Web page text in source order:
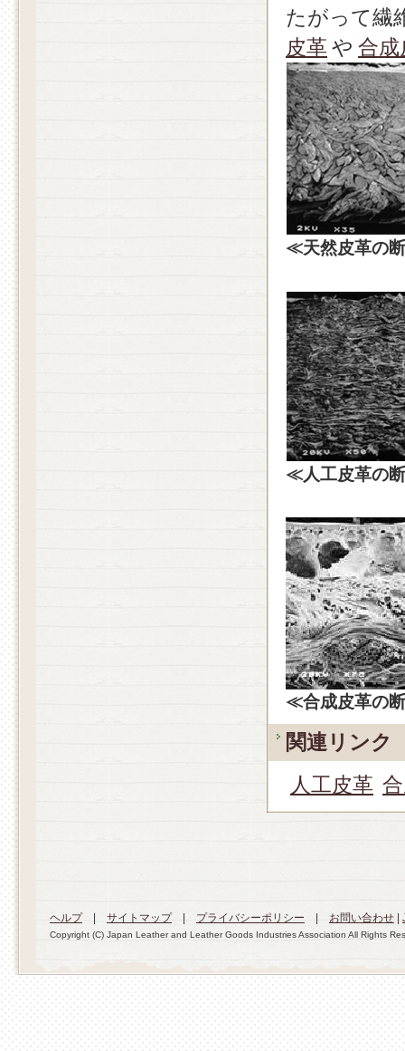
たがって繊
皮革 や 合成
≪天然皮革の
≪人工皮革の
≪合成皮革の
関連リンク
人工皮革
ヘルプ| サイトマップ| プライバシーポリシー お問い合わせ
Copyright (C) Japan Leather and Leather Goods Industries Association All Rights